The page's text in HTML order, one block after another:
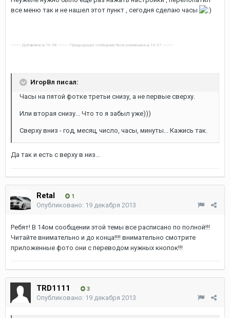
все меню так и не нашел этот пункт , сегодня сделаю часы
---------- Добавлено в 16:58 ---------- Предыдущее сообщение было размещено в 16:57 ----------
ИгорВл писал:
Часы на пятой фотке третьи снизу, а не первые сверху.
Или вторая снизу... Что то я забыл уже)))
Сверху вниз - год, месяц, число, часы, минуты... Кажись так.
Да так и есть с верху в низ...
Retal 1
Опубликовано: 19 декабря 2013
Ребят! В 14ом сообщении этой темы все расписано по полной!!!
Читайте внимательно и до конца!!!! внимательно смотрите
приложенные фото они с переводом нужных кнопок!!!
TRD1111 3
Опубликовано: 19 декабря 2013